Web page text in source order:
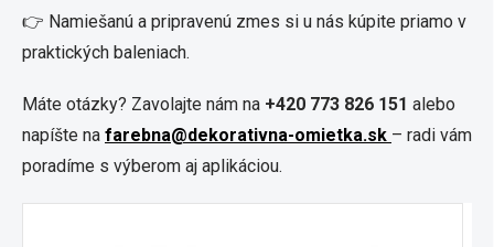
👉 Namiešanú a pripravenú zmes si u nás kúpite priamo v
praktických baleniach.
Máte otázky? Zavolajte nám na +420 773 826 151 alebo
napíšte na farebna@dekorativna-omietka.sk – radi vám
poradíme s výberom aj aplikáciou.